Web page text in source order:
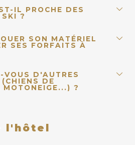
IL PROCHE DES
SKI ?
SON MATÉRIEL
SES FORFAITS À
VOUS D'AUTRES
DE
MOTONEIGE...) ?
l'hôtel